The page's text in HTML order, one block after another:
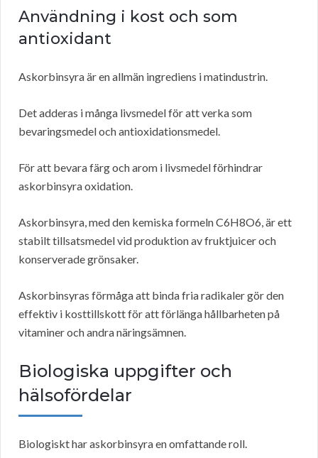
Användning i kost och som
antioxidant
Askorbinsyra är en allmän ingrediens i matindustrin.
Det adderas i många livsmedel för att verka som
bevaringsmedel och antioxidationsmedel.
För att bevara färg och arom i livsmedel förhindrar
askorbinsyra oxidation.
Askorbinsyra, med den kemiska formeln C6H8O6, är ett
stabilt tillsatsmedel vid produktion av fruktjuicer och
konserverade grönsaker.
Askorbinsyras förmåga att binda fria radikaler gör den
effektiv i kosttillskott för att förlänga hållbarheten på
vitaminer och andra näringsämnen.
Biologiska uppgifter och
hälsofördelar
Biologiskt har askorbinsyra en omfattande roll.